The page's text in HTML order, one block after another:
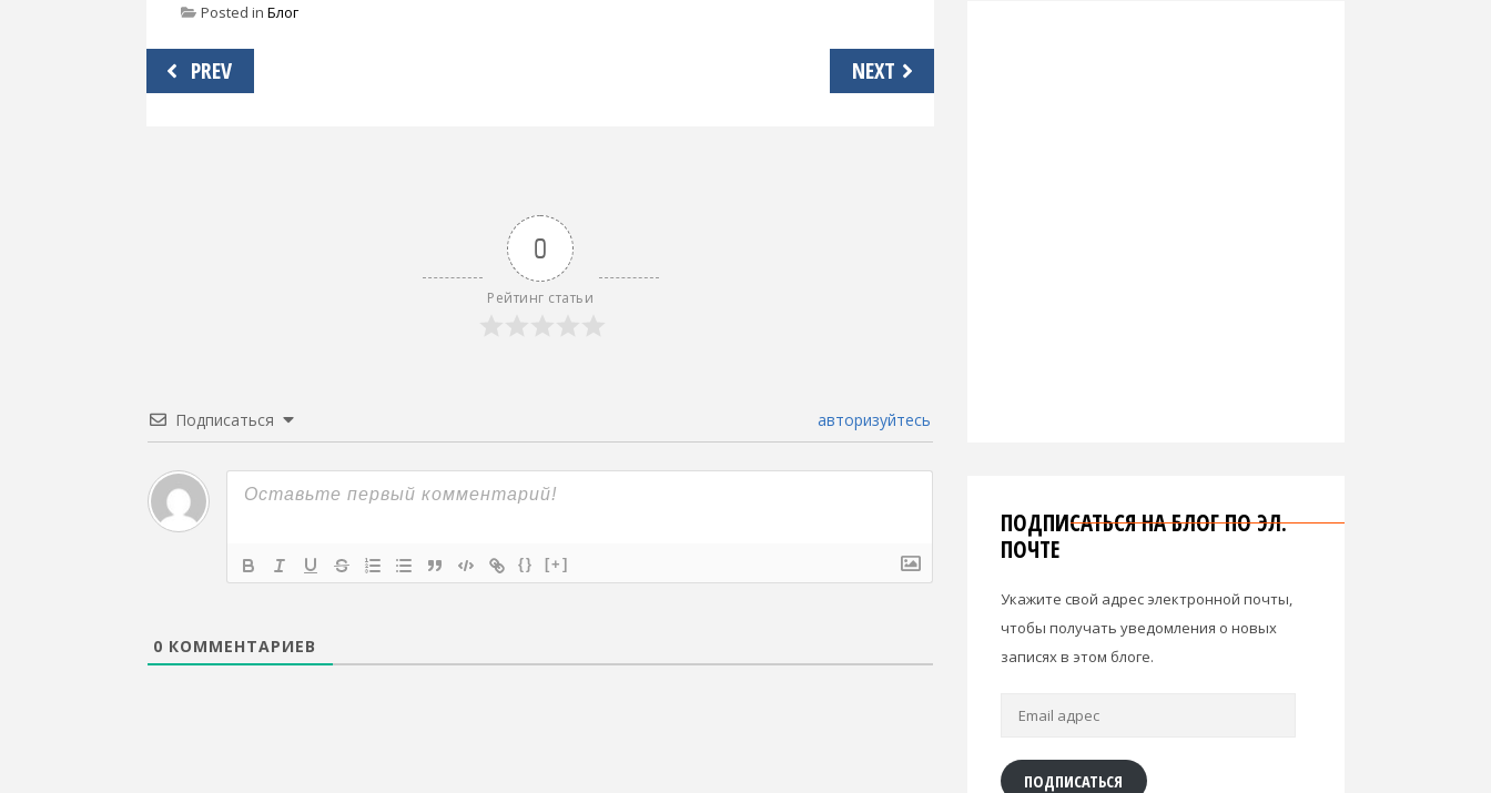
Posted in Блог
Навигация
по
PREV NEXT
0
Рейтинг статьи
Подписаться авторизуйтесь
{} [+]
0 КОММЕНТАРИЕВ
ПОДПИСАТЬСЯ НА БЛОГ ПО ЭЛ.
ПОЧТЕ
Укажите свой адрес электронной почты,
чтобы получать уведомления о новых
записях в этом блоге.
Email
ПОДПИСАТЬСЯ